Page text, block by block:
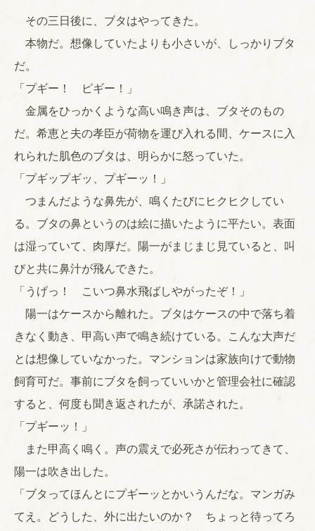
その三日後に、ブタはやってきた。
本物だ。想像していたよりも小さいが、しっかりブタ
だ。
「プギー！ ピギー！」
金属をひっかくような高い鳴き声は、ブタそのもの
だ。希恵と夫の孝臣が荷物を運び入れる間、ケースに入
れられた肌色のブタは、明らかに怒っていた。
「プギップギッ、プギーッ！」
つまんだような鼻先が、鳴くたびにヒクヒクしてい
る。ブタの鼻というのは絵に描いたように平たい。表面
は湿っていて、肉厚だ。陽一がまじまじ見ていると、叫
びと共に鼻汁が飛んできた。
「うげっ！ こいつ鼻水飛ばしやがったぞ！」
陽一はケースから離れた。ブタはケースの中で落ち着
きなく動き、甲高い声で鳴き続けている。こんな大声だ
とは想像していなかった。マンションは家族向けで動物
飼育可だ。事前にブタを飼っていいかと管理会社に確認
すると、何度も聞き返されたが、承諾された。
「プギーッ！」
また甲高く鳴く。声の震えで必死さが伝わってきて、
陽一は吹き出した。
「ブタってほんとにプギーッとかいうんだな。マンガみ
てえ。どうした、外に出たいのか？ ちょっと待ってろ